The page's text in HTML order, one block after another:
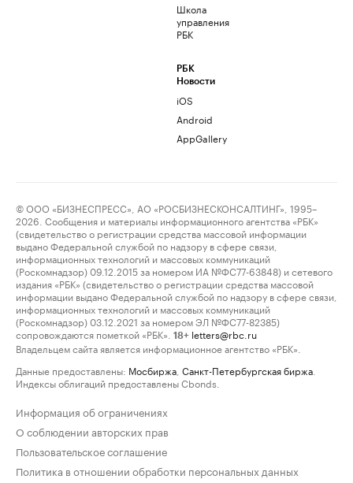
Школа
управления
РБК
РБК
Новости
iOS
Android
AppGallery
© ООО «БИЗНЕСПРЕСС», АО «РОСБИЗНЕСКОНСАЛТИНГ», 1995–
2026. Сообщения и материалы информационного агентства «РБК»
(свидетельство о регистрации средства массовой информации
выдано Федеральной службой по надзору в сфере связи,
информационных технологий и массовых коммуникаций
(Роскомнадзор) 09.12.2015 за номером ИА №ФС77-63848) и сетевого
издания «РБК» (свидетельство о регистрации средства массовой
информации выдано Федеральной службой по надзору в сфере связи,
информационных технологий и массовых коммуникаций
(Роскомнадзор) 03.12.2021 за номером ЭЛ №ФС77-82385)
сопровождаются пометкой «РБК».
18+ letters@rbc.ru
Владельцем сайта является информационное агентство «РБК».
Данные предоставлены: Мосбиржа Санкт-Петербургская биржа
Индексы облигаций предоставлены Cbonds.
Информация об ограничениях
О соблюдении авторских прав
Пользовательское соглашение
Политика в отношении обработки персональных данных